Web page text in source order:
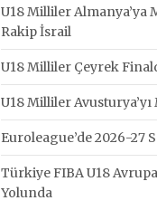
U18 Milliler Almanya’ya
Rakip İsrail
U18 Milliler Çeyrek
U18 Milliler
Euroleague’de 2026-27
Türkiye FIBA U18
Yolunda